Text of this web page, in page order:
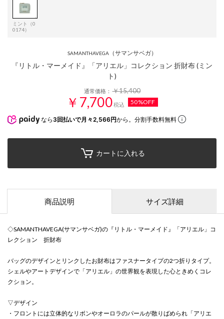
ミント（0
0174）
SAMANTHAVEGA（サマンサベガ）
『リトル・マーメイド』「アリエル」コレクション 折財布 (ミン
ト)
通常価格：￥15,400
￥7,700税込 50%OFF
なら 3回払いで月々2,566円から。分割手数料無料
カートに入れる
商品説明 サイズ詳細
◇SAMANTHAVEGA(サマンサベガ)の『リトル・マーメイド』「アリエル」コ
レクション 折財布
バッグのデザインとリンクしたお財布はファスナータイプの2つ折りタイプ。
シェルやアートデザインで「アリエル」の世界観を表現した心ときめくコレ
クション。
▽デザイン
・フロントには立体的なリボンやオーロラのパールが散りばめられ「アリエ